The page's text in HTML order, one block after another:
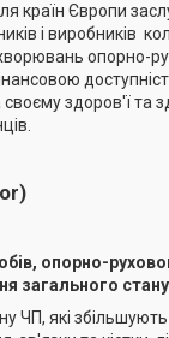
країн Європи
і виробників
опорно-
здоров'ї та
опорно-
загального стану
ЧП, які